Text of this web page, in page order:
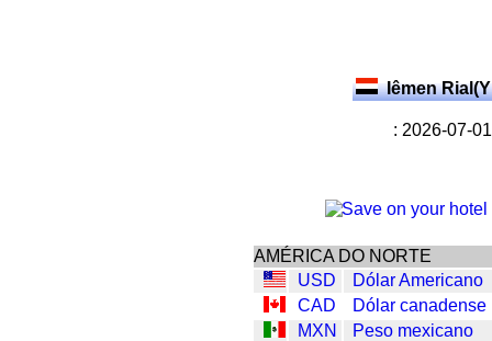
Iêmen
: 2026-07-
AMÉRICA DO NORTE
USD
Dólar Americano
CAD
Dólar canadense
MXN
Peso mexicano